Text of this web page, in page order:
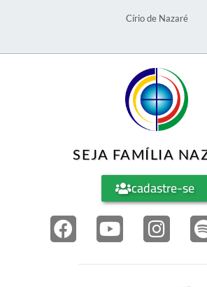
Círio de Nazaré
SEJA FAMÍLIA
cadastre-se